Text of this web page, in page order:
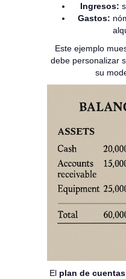
Ingresos:
Gastos:
Este ejemplo
debe personalizar
su
El plan de